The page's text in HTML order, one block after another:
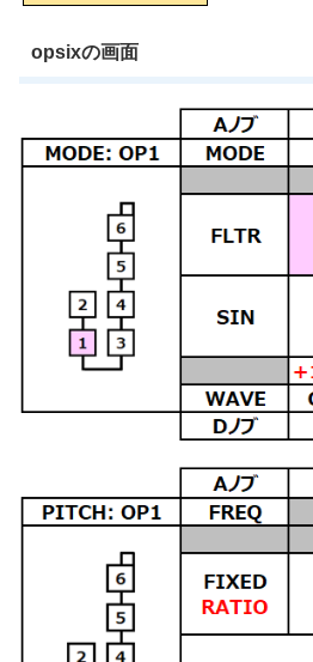
opsixの画面